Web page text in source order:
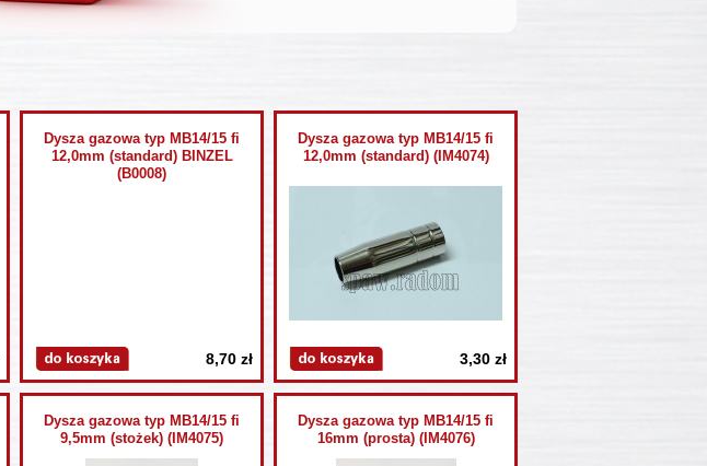
Dysza gazowa typ MB14/15 fi
12,0mm (standard) BINZEL
(B0008)
8,70 zł
Dysza gazowa typ MB14/15 fi
12,0mm (standard) (IM4074)
3,30 zł
Dysza gazowa typ MB14/15 fi
9,5mm (stożek) (IM4075)
Dysza gazowa typ MB14/15 fi
16mm (prosta) (IM4076)